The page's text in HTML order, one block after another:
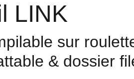
LINK
sur
& dossier